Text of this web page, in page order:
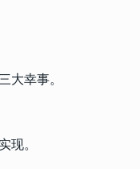
大幸事。
现。